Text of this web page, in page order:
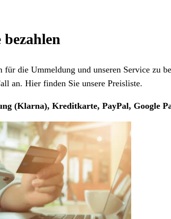
die Ummeldung und unseren Service zu
an. Hier finden Sie unsere Preisliste.
(Klarna), Kreditkarte, PayPal, Google